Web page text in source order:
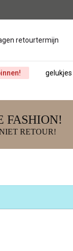
retourtermijn
gelukjes
FASHION!
RETOUR!